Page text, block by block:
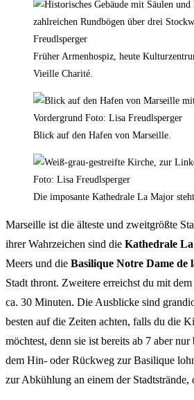
Früher Armenhospiz, heute
Vieille Charité.
Blick auf den Hafen von Marseille.
Die imposante Kathedrale La Major
Marseille ist die älteste und zweitgrößte
ihrer Wahrzeichen sind die Kathedrale
Meers und die Basilique Notre Dame de
Stadt thront. Zweitere erreichst du mit
ca. 30 Minuten. Die Ausblicke sind
besten auf die Zeiten achten, falls du die
möchtest, denn sie ist bereits ab 7 aber
dem Hin- oder Rückweg zur Basilique
zur Abkühlung an einem der Stadtstrände,